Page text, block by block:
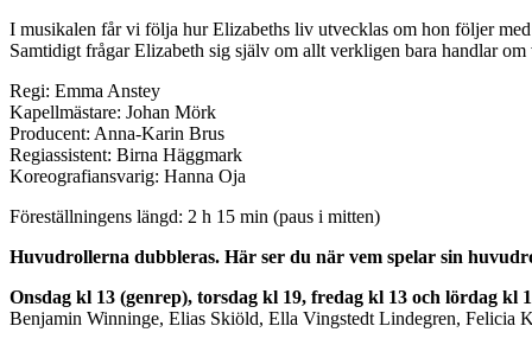
I musikalen får vi följa hur Elizabeths liv utvecklas om hon följer
Samtidigt frågar Elizabeth sig själv om allt verkligen bara handlar
Regi: Emma Anstey
Kapellmästare: Johan Mörk
Producent: Anna-Karin Brus
Regiassistent: Birna Häggmark
Koreografiansvarig: Hanna Oja
Föreställningens längd: 2 h 15 min (paus i mitten)
Huvudrollerna dubbleras. Här ser du när vem spelar sin
Onsdag kl 13 (genrep), torsdag kl 19, fredag kl 13 och lördag kl
Benjamin Winninge, Elias Skiöld, Ella Vingstedt Lindegren, Felicia